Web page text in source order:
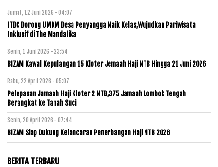
Jumat, 12 Juni 2026 - 04:07
ITDC Dorong UMKM Desa Penyangga Naik Kelas,Wujudkan Pariwisata
Inklusif di The Mandalika
Senin, 1 Juni 2026 - 23:54
BIZAM Kawal Kepulangan 15 Kloter Jemaah Haji NTB Hingga 21 Juni 2026
Rabu, 22 April 2026 - 05:07
Pelepasan Jamaah Haji Kloter 2 NTB,375 Jamaah Lombok Tengah
Berangkat ke Tanah Suci
Senin, 20 April 2026 - 07:44
BIZAM Siap Dukung Kelancaran Penerbangan Haji NTB 2026
BERITA TERBARU